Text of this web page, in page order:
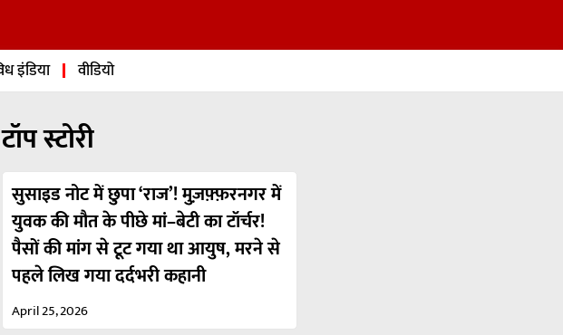
इंडिया वीडियो
टॉप स्टोरी
सुसाइड नोट में छुपा ‘राज’! मुज़फ़्फ़रनगर में
युवक की मौत के पीछे मां–बेटी का टॉर्चर!
पैसों की मांग से टूट गया था आयुष, मरने से
पहले लिख गया दर्दभरी कहानी
April 25, 2026